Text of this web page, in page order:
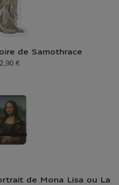
de Samothrace
​​actuel
2,90 €
de Mona Lisa ou La